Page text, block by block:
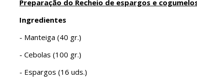
Preparação do Recheio de espargos e
Ingredientes
- Manteiga (40 gr.)
- Cebolas (100 gr.)
- Espargos (16 uds.)